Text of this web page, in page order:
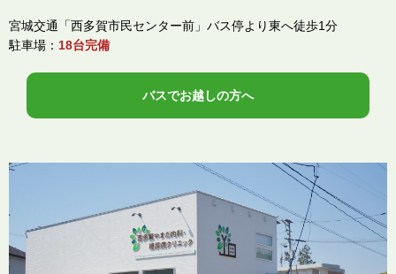
宮城交通「西多賀市民センター前」バス停より東へ徒歩1分
駐車場： 18台完備
バスでお越しの方へ